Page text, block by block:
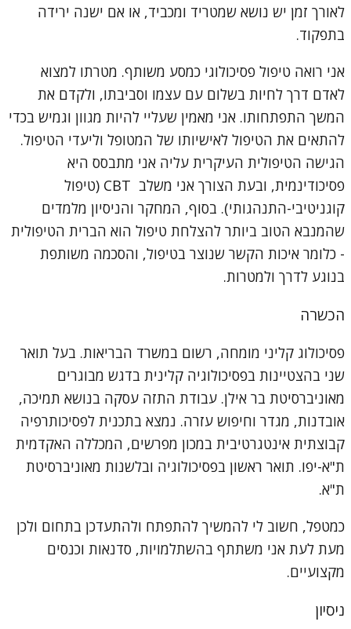
לאורך זמן יש נושא שמטריד ומכביד, או אם ישנה ירידה
בתפקוד.
אני רואה טיפול פסיכולוגי כמסע משותף. מטרתו למצוא
לאדם דרך לחיות בשלום עם עצמו וסביבתו, ולקדם את
המשך התפתחותו. אני מאמין שעליי להיות מגוון וגמיש בכדי
להתאים את הטיפול לאישיותו של המטופל וליעדי הטיפול.
הגישה הטיפולית העיקרית עליה אני מתבסס היא
פסיכודינמית, ובעת הצורך אני משלב CBT (טיפול
קוגניטיבי-התנהגותי). בסוף, המחקר והניסיון מלמדים
שהמנבא הטוב ביותר להצלחת טיפול הוא הברית הטיפולית
- כלומר איכות הקשר שנוצר בטיפול, והסכמה משותפת
בנוגע לדרך ולמטרות.
הכשרה
פסיכולוג קליני מומחה, רשום במשרד הבריאות. בעל תואר
שני בהצטיינות בפסיכולוגיה קלינית בדגש מבוגרים
מאוניברסיטת בר אילן. עבודת התזה עסקה בנושא תמיכה,
אובדנות, מגדר וחיפוש עזרה. נמצא בתכנית לפסיכותרפיה
קבוצתית אינטגרטיבית במכון מפרשים, המכללה האקדמית
ת"א-יפו. תואר ראשון בפסיכולוגיה ובלשנות מאוניברסיטת
ת"א.
כמטפל, חשוב לי להמשיך להתפתח ולהתעדכן בתחום ולכן
מעת לעת אני משתתף בהשתלמויות, סדנאות וכנסים
מקצועיים.
ניסיון